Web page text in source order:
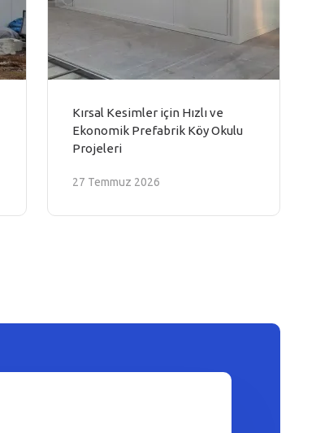
Kırsal Kesimler için Hızlı ve
Ekonomik Prefabrik Köy Okulu
Projeleri
27 Temmuz 2026